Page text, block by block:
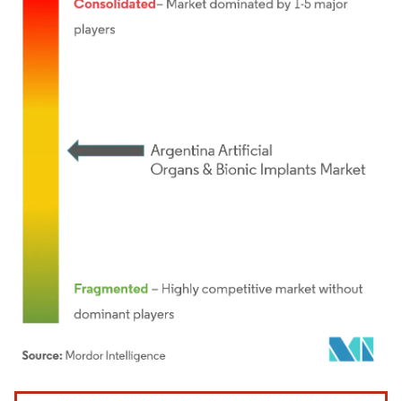
Imagem © Mordor Intelligence. O reuso requer atribuição conforme CC BY 4.0.